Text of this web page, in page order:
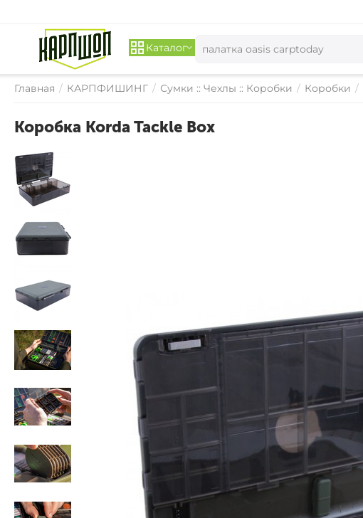
Каталог
Главная / КАРПФИШИНГ / Сумки :: Чехлы :: Коробки / Коробки /
Коробка Korda Tackle Box